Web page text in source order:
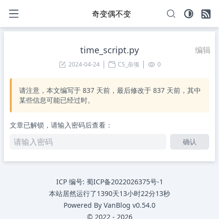
奇变偶不变
time_script.py 编辑
2024-04-24 CS_杂项 0
请注意，本文编写于 837 天前，最后修改于 837 天前，其中
某些信息可能已经过时。
文章已解锁，请输入密码后查看：
确认
ICP 编号: 蜀ICP备2022026375号-1
本站居然运行了1390天13小时22分13秒
Powered By VanBlog v0.54.0
© 2022 - 2026